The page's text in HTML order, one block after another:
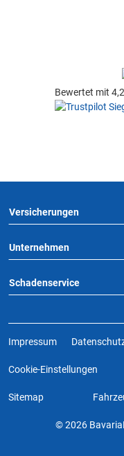
Bewertet mit
Versicherungen
Unternehmen
Schadenservice
Impressum
Cookie-Einstellungen
Sitemap
© 2026